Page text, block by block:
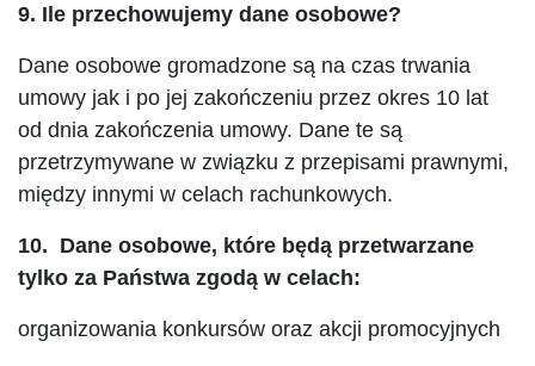
9. Ile przechowujemy dane osobowe?
Dane osobowe gromadzone są na czas trwania
umowy jak i po jej zakończeniu przez okres 10 lat
od dnia zakończenia umowy. Dane te są
przetrzymywane w związku z przepisami prawnymi,
między innymi w celach rachunkowych.
10. Dane osobowe, które będą przetwarzane
tylko za Państwa zgodą w celach:
organizowania konkursów oraz akcji promocyjnych